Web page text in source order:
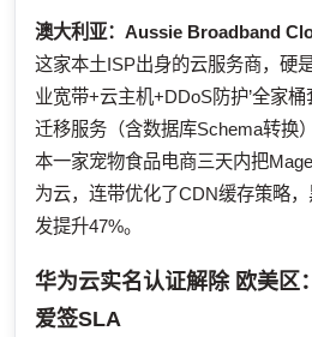
澳大利亚： Aussie Broadband
这家本土ISP出身的云服务商，硬
业宽带+云主机+DDoS防护’全家
迁移服务（含数据库Schema转换
本一家宠物食品电商三天内把
为云，连带优化了CDN缓存策略
发提升47%。
华为云实名认证解除欧美区
爱签SLA